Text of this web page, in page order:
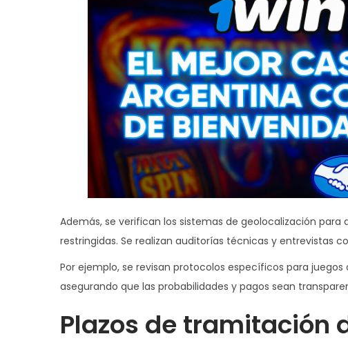
Además, se verifican los sistemas de geolocalización
restringidas. Se realizan auditorías técnicas y entrevistas
Por ejemplo, se revisan protocolos específicos para
asegurando que las probabilidades y pagos sean
Plazos de tramitación